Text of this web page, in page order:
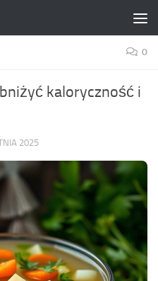
0
kaloryczność i
2025